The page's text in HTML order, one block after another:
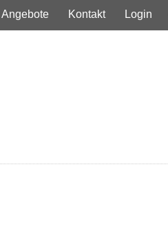
Angebote Kontakt Login